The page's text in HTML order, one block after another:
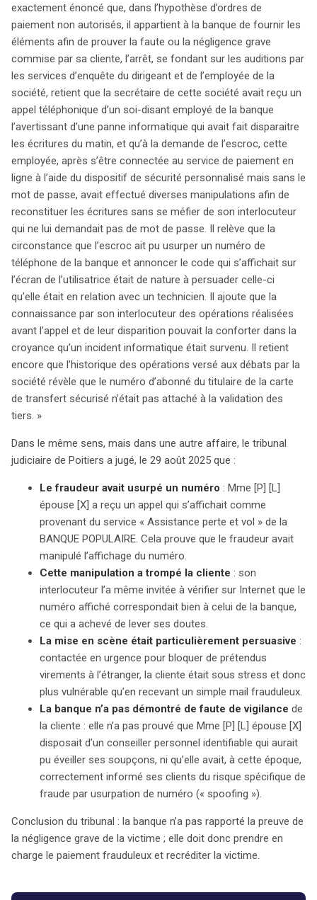
exactement énoncé que, dans l’hypothèse d’ordres de
paiement non autorisés, il appartient à la banque de fournir les
éléments afin de prouver la faute ou la négligence grave
commise par sa cliente, l’arrêt, se fondant sur les auditions par
les services d’enquête du dirigeant et de l’employée de la
société, retient que la secrétaire de cette société avait reçu un
appel téléphonique d’un soi-disant employé de la banque
l’avertissant d’une panne informatique qui avait fait disparaitre
les écritures du matin, et qu’à la demande de l’escroc, cette
employée, après s’être connectée au service de paiement en
ligne à l’aide du dispositif de sécurité personnalisé mais sans le
mot de passe, avait effectué diverses manipulations afin de
reconstituer les écritures sans se méfier de son interlocuteur
qui ne lui demandait pas de mot de passe. Il relève que la
circonstance que l’escroc ait pu usurper un numéro de
téléphone de la banque et annoncer le code qui s’affichait sur
l’écran de l’utilisatrice était de nature à persuader celle-ci
qu’elle était en relation avec un technicien. Il ajoute que la
connaissance par son interlocuteur des opérations réalisées
avant l’appel et de leur disparition pouvait la conforter dans la
croyance qu’un incident informatique était survenu. Il retient
encore que l’historique des opérations versé aux débats par la
société révèle que le numéro d’abonné du titulaire de la carte
de transfert sécurisé n’était pas attaché à la validation des
tiers. »
Dans le même sens, mais dans une autre affaire, le tribunal
judiciaire de Poitiers a jugé, le 29 août 2025 que :
Le fraudeur avait usurpé un numéro : Mme [P] [L]
épouse [X] a reçu un appel qui s’affichait comme
provenant du service « Assistance perte et vol » de la
BANQUE POPULAIRE. Cela prouve que le fraudeur avait
manipulé l’affichage du numéro.
Cette manipulation a trompé la cliente : son
interlocuteur l’a même invitée à vérifier sur Internet que le
numéro affiché correspondait bien à celui de la banque,
ce qui a achevé de lever ses doutes.
La mise en scène était particulièrement persuasive :
contactée en urgence pour bloquer de prétendus
virements à l’étranger, la cliente était sous stress et donc
plus vulnérable qu’en recevant un simple mail frauduleux.
La banque n’a pas démontré de faute de vigilance de
la cliente : elle n’a pas prouvé que Mme [P] [L] épouse [X]
disposait d’un conseiller personnel identifiable qui aurait
pu éveiller ses soupçons, ni qu’elle avait, à cette époque,
correctement informé ses clients du risque spécifique de
fraude par usurpation de numéro (« spoofing »).
Conclusion du tribunal : la banque n’a pas rapporté la preuve de
la négligence grave de la victime ; elle doit donc prendre en
charge le paiement frauduleux et recréditer la victime.